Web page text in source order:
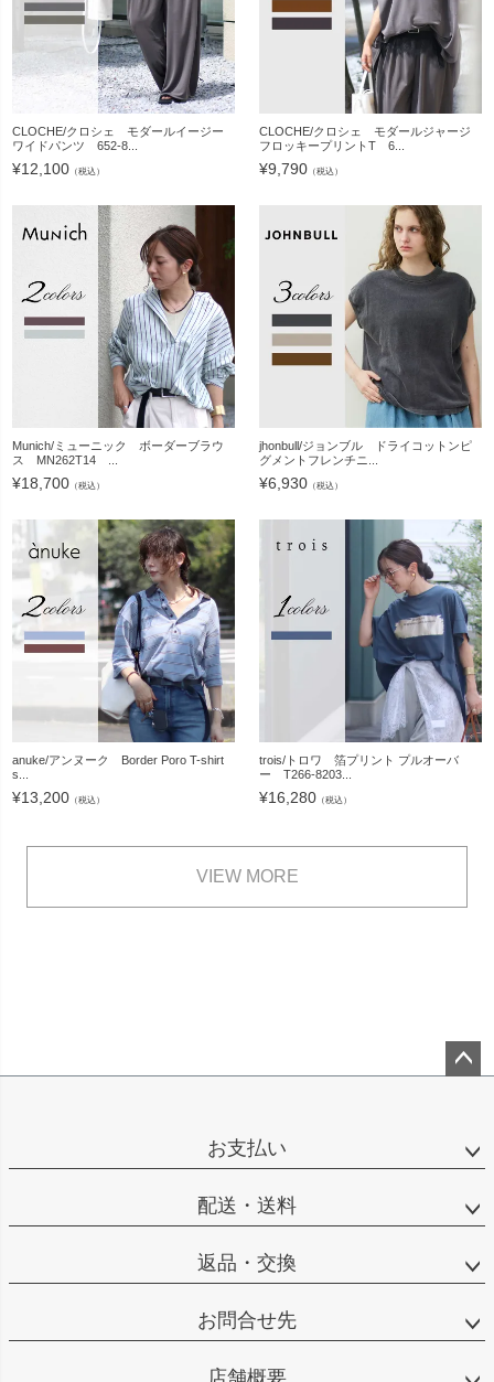
CLOCHE/クロシェ モダールイージー
ワイドパンツ 652-8...
¥12,100 （税込）
CLOCHE/クロシェ モダールジャージ
フロッキープリントT 6...
¥9,790 （税込）
Munich/ミューニック ボーダーブラウ
ス MN262T14 ...
¥18,700 （税込）
jhonbull/ジョンブル ドライコットンピ
グメントフレンチニ...
¥6,930 （税込）
anuke/アンヌーク Border Poro T-shirt
s...
¥13,200 （税込）
trois/トロワ 箔プリント プルオーバ
ー T266-8203...
¥16,280 （税込）
VIEW MORE
お支払い
配送・送料
返品・交換
お問合せ先
店舗概要